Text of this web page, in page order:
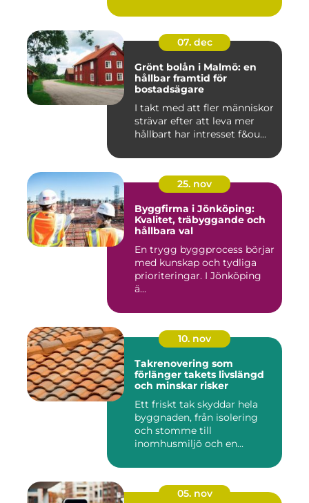
07. dec
Grönt bolån i Malmö: en
hållbar framtid för
bostadsägare
I takt med att fler människor
strävar efter att leva mer
hållbart har intresset f&ou...
25. nov
Byggfirma i Jönköping:
Kvalitet, träbyggande och
hållbara val
En trygg byggprocess börjar
med kunskap och tydliga
prioriteringar. I Jönköping
ä...
10. nov
Takrenovering som
förlänger takets livslängd
och minskar risker
Ett friskt tak skyddar hela
byggnaden, från isolering
och stomme till
inomhusmiljö och en...
05. nov